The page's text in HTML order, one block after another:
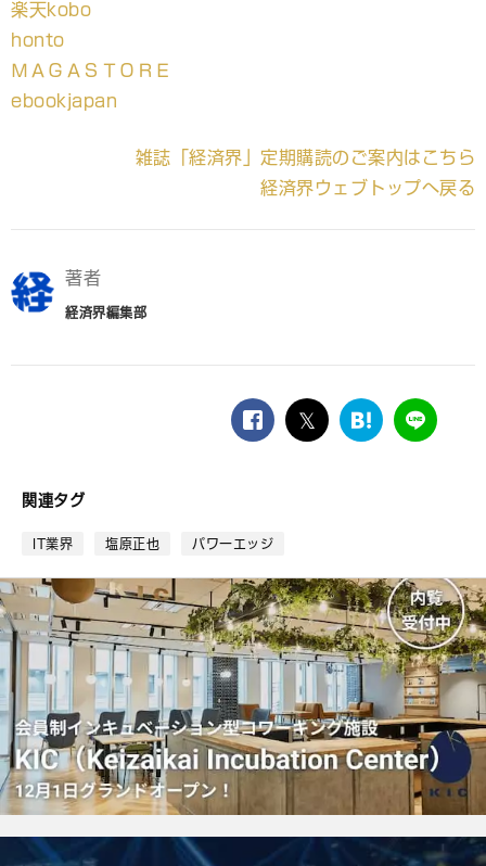
楽天kobo
honto
ＭＡＧＡＳＴＯＲＥ
ebookjapan
雑誌「経済界」定期購読のご案内はこちら
経済界ウェブトップへ戻る
著者
経済界編集部
facebook
twitter
は
ー
ク
LINE
関連タグ
IT業界 塩原正也 パワーエッジ